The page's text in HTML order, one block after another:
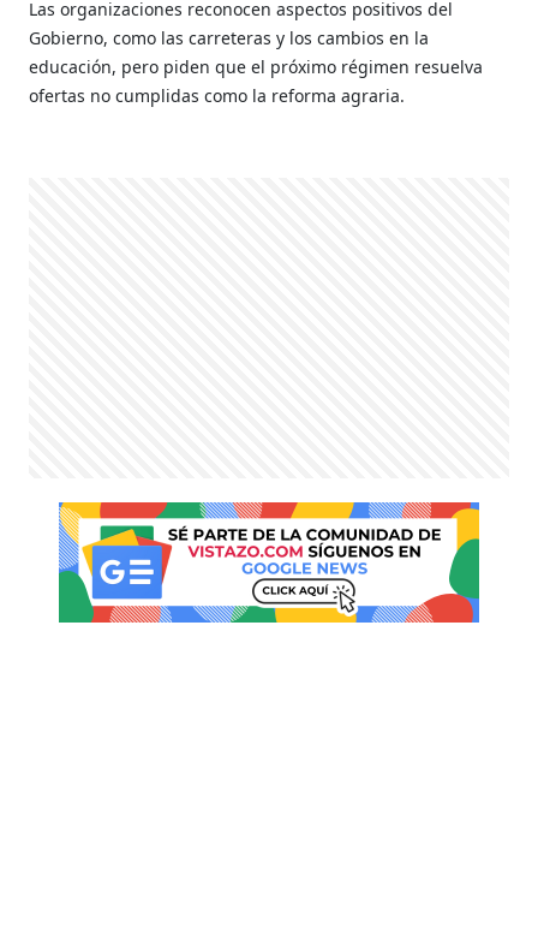
Las organizaciones reconocen aspectos positivos del
Gobierno, como las carreteras y los cambios en la
educación, pero piden que el próximo régimen resuelva
ofertas no cumplidas como la reforma agraria.